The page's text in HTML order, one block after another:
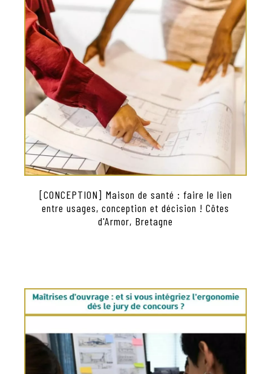
[CONCEPTION] Maison de santé : faire le lien
entre usages, conception et décision ! Côtes
d'Armor, Bretagne